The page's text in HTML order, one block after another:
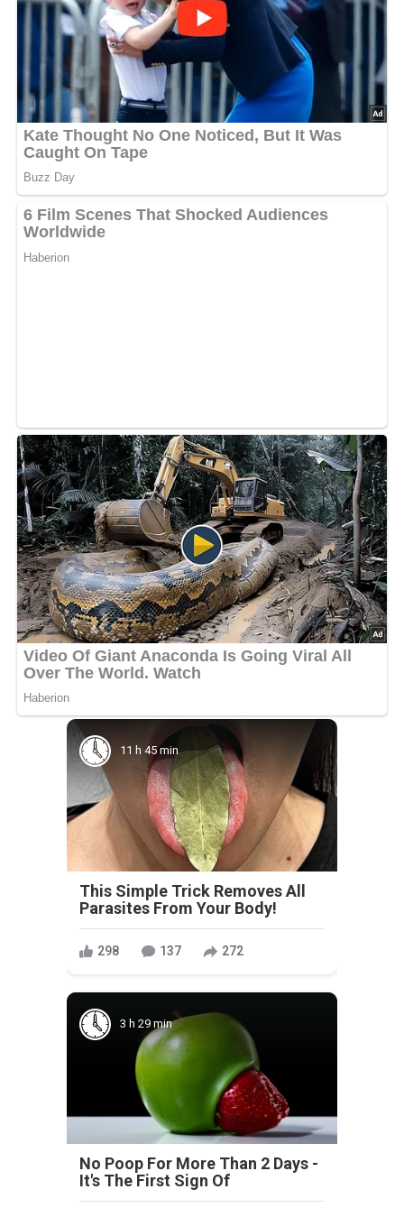
11 h 45 min
This Simple Trick Removes All
Parasites From Your Body!
298 137 272
3 h 29 min
No Poop For More Than 2 Days -
It's The First Sign Of